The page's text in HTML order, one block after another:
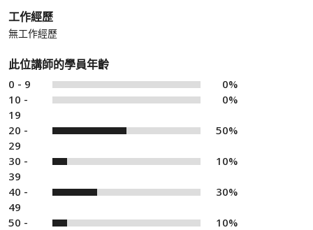
工作經歷
無工作經歷
此位講師的學員年齡
0 - 9
0%
10 -
19
0%
20 -
29
50%
30 -
39
10%
40 -
49
30%
50 -
10%